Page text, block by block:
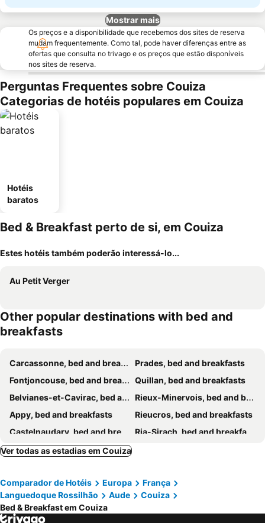
Mostrar mais
Os preços e a disponibilidade que recebemos dos sites de reserva
mudam frequentemente. Como tal, pode haver diferenças entre as
ofertas que consulta no trivago e os preços que estão disponíveis
nos sites de reserva.
Perguntas Frequentes sobre Couiza
Categorias de hotéis populares em Couiza
Hotéis
baratos
Bed & Breakfast perto de si, em Couiza
Estes hotéis também poderão interessá-lo...
Au Petit Verger
Other popular destinations with bed and
breakfasts
Carcassonne, bed and breakfasts
Prades, bed and breakfasts
Fontjoncouse, bed and breakfasts
Quillan, bed and breakfasts
Belvianes-et-Cavirac, bed and breakfasts
Rieux-Minervois, bed and breakfasts
Appy, bed and breakfasts
Rieucros, bed and breakfasts
Castelnaudary, bed and breakfasts
Ria-Sirach, bed and breakfasts
Lagrasse, bed and breakfasts
Olette, bed and breakfasts
Conques-sur-Orbiel, bed and breakfasts
Arquettes-en-Val, bed and breakfasts
Puivert, bed and breakfasts
Palaja, bed and breakfasts
Ver todas as estadias em Couiza
Comparador de Hotéis Europa
França
Languedoque Rossilhão
Aude
Couiza
Bed & Breakfast em Couiza